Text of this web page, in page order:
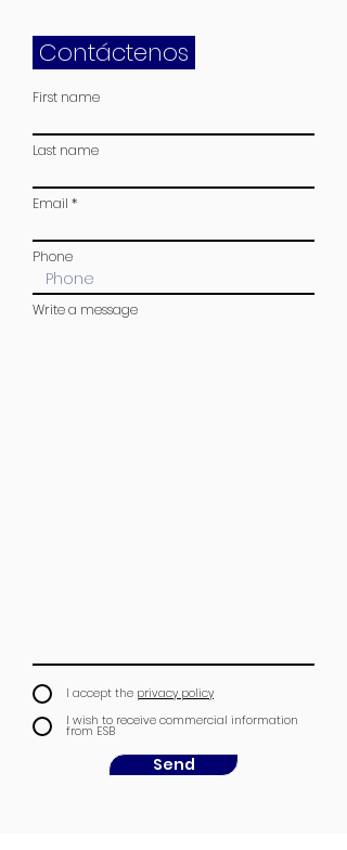
Contáctenos
First name
Last name
Email
Phone
Write a message
I accept the privacy policy
I wish to receive commercial information
from ESB
Send